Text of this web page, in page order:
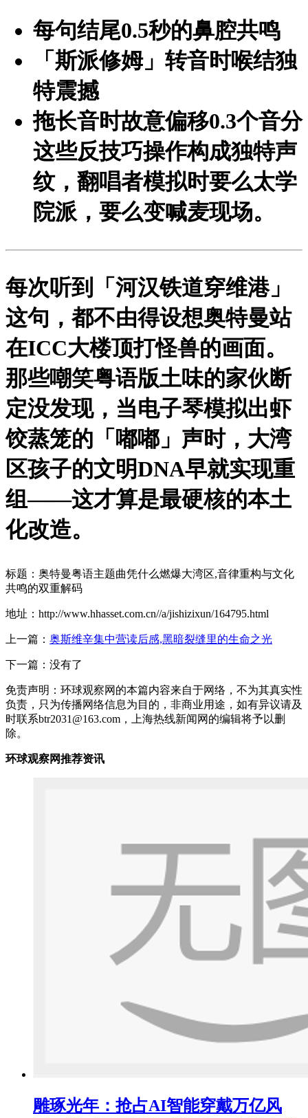
每句结尾0.5秒的鼻腔共鸣
「斯派修姆」转音时喉结独
特震撼
拖长音时故意偏移0.3个音分
这些反技巧操作构成独特声
纹，翻唱者模拟时要么太学
院派，要么变喊麦现场。
每次听到「河汉铁道穿维港」
这句，都不由得设想奥特曼站
在ICC大楼顶打怪兽的画面。
那些嘲笑粤语版土味的家伙断
定没发现，当电子琴模拟出虾
饺蒸笼的「嘟嘟」声时，大湾
区孩子的文明DNA早就实现重
组——这才算是最硬核的本土
化改造。
标题：奥特曼粤语主题曲凭什么燃爆大湾区,音律重构与文化
共鸣的双重解码
地址：http://www.hhasset.com.cn//a/jishizixun/164795.html
上一篇： 奥斯维辛集中营读后感,黑暗裂缝里的生命之光
下一篇：没有了
免责声明：环球观察网的本篇内容来自于网络，不为其真实性
负责，只为传播网络信息为目的，非商业用途，如有异议请及
时联系btr2031@163.com，上海热线新闻网的编辑将予以删
除。
环球观察网推荐资讯
雕琢光年：抢占AI智能穿戴万亿风